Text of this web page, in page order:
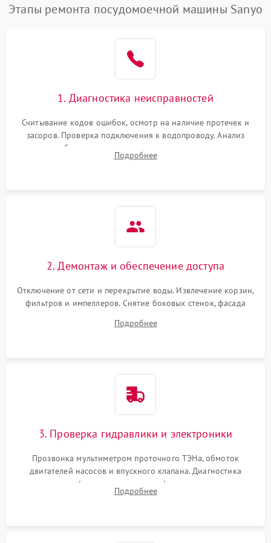
Этапы ремонта посудомоечной машины Sanyo
1. Диагностика неисправностей
Считывание кодов ошибок, осмотр на наличие протечек и
засоров. Проверка подключения к водопроводу. Анализ
жалоб на отсутствие слива, нагрева, вращения
разбрызгивателей или срабатывание системы защиты
Подробнее
2. Демонтаж и обеспечение доступа
Отключение от сети и перекрытие воды. Извлечение корзин,
фильтров и импеллеров. Снятие боковых стенок, фасада
циркуляционному насосу, ТЭНу и сливной помпе.
Подробнее
3. Проверка гидравлики и электроники
Прозвонка мультиметром проточного ТЭНа, обмоток
двигателей насосов и впускного клапана. Диагностика
прессостата (датчика уровня воды), датчика мутности,
концевика дверцы и электронного модуля управления.
Подробнее